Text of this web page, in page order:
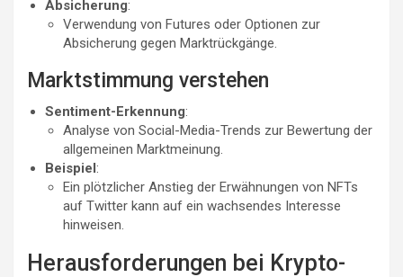
Absicherung:
Verwendung von Futures oder Optionen zur
Absicherung gegen Marktrückgänge.
Marktstimmung verstehen
Sentiment-Erkennung:
Analyse von Social-Media-Trends zur Bewertung der
allgemeinen Marktmeinung.
Beispiel:
Ein plötzlicher Anstieg der Erwähnungen von NFTs
auf Twitter kann auf ein wachsendes Interesse
hinweisen.
Herausforderungen bei Krypto-